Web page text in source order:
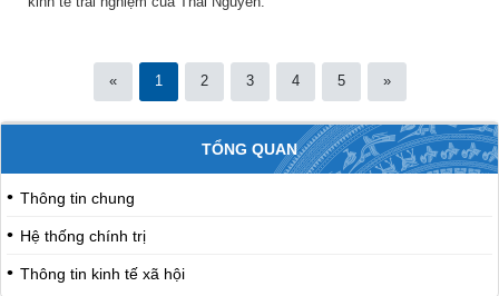
« 1 2 3 4 5 »
TỔNG QUAN
Thông tin chung
Hệ thống chính trị
Thông tin kinh tế xã hội